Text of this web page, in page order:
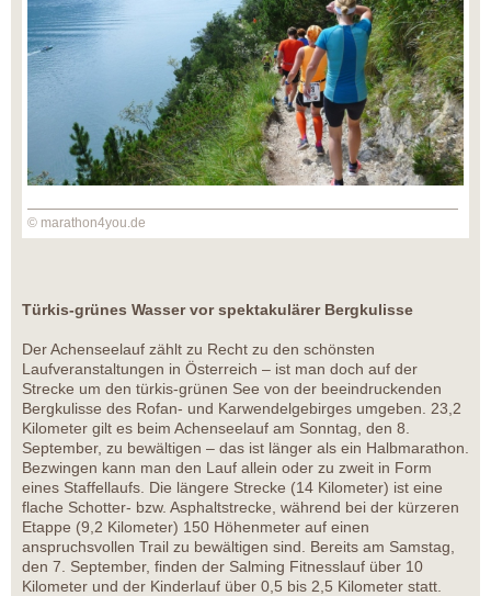
© marathon4you.de
Türkis-grünes Wasser vor spektakulärer Bergkulisse
Der Achenseelauf zählt zu Recht zu den schönsten
Laufveranstaltungen in Österreich – ist man doch auf der
Strecke um den türkis-grünen See von der beeindruckenden
Bergkulisse des Rofan- und Karwendelgebirges umgeben. 23,2
Kilometer gilt es beim Achenseelauf am Sonntag, den 8.
September, zu bewältigen – das ist länger als ein Halbmarathon.
Bezwingen kann man den Lauf allein oder zu zweit in Form
eines Staffellaufs. Die längere Strecke (14 Kilometer) ist eine
flache Schotter- bzw. Asphaltstrecke, während bei der kürzeren
Etappe (9,2 Kilometer) 150 Höhenmeter auf einen
anspruchsvollen Trail zu bewältigen sind. Bereits am Samstag,
den 7. September, finden der Salming Fitnesslauf über 10
Kilometer und der Kinderlauf über 0,5 bis 2,5 Kilometer statt.